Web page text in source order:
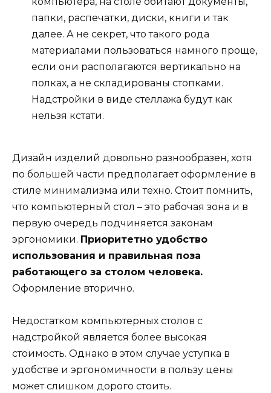
папки, распечатки, диски, книги и так
далее. А не секрет, что такого рода
материалами пользоваться намного проще,
если они располагаются вертикально на
полках, а не складированы стопками.
Надстройки в виде стеллажа будут как
нельзя кстати.
Дизайн изделий довольно разнообразен, хотя
по большей части предполагает оформление в
стиле минимализма или техно. Стоит помнить,
что компьютерный стол – это рабочая зона и в
первую очередь подчиняется законам
эргономики. Приоритетно удобство
использования и правильная поза
работающего за столом человека.
Оформление вторично.
Недостатком компьютерных столов с
надстройкой является более высокая
стоимость. Однако в этом случае уступка в
удобстве и эргономичности в пользу цены
может слишком дорого стоить.